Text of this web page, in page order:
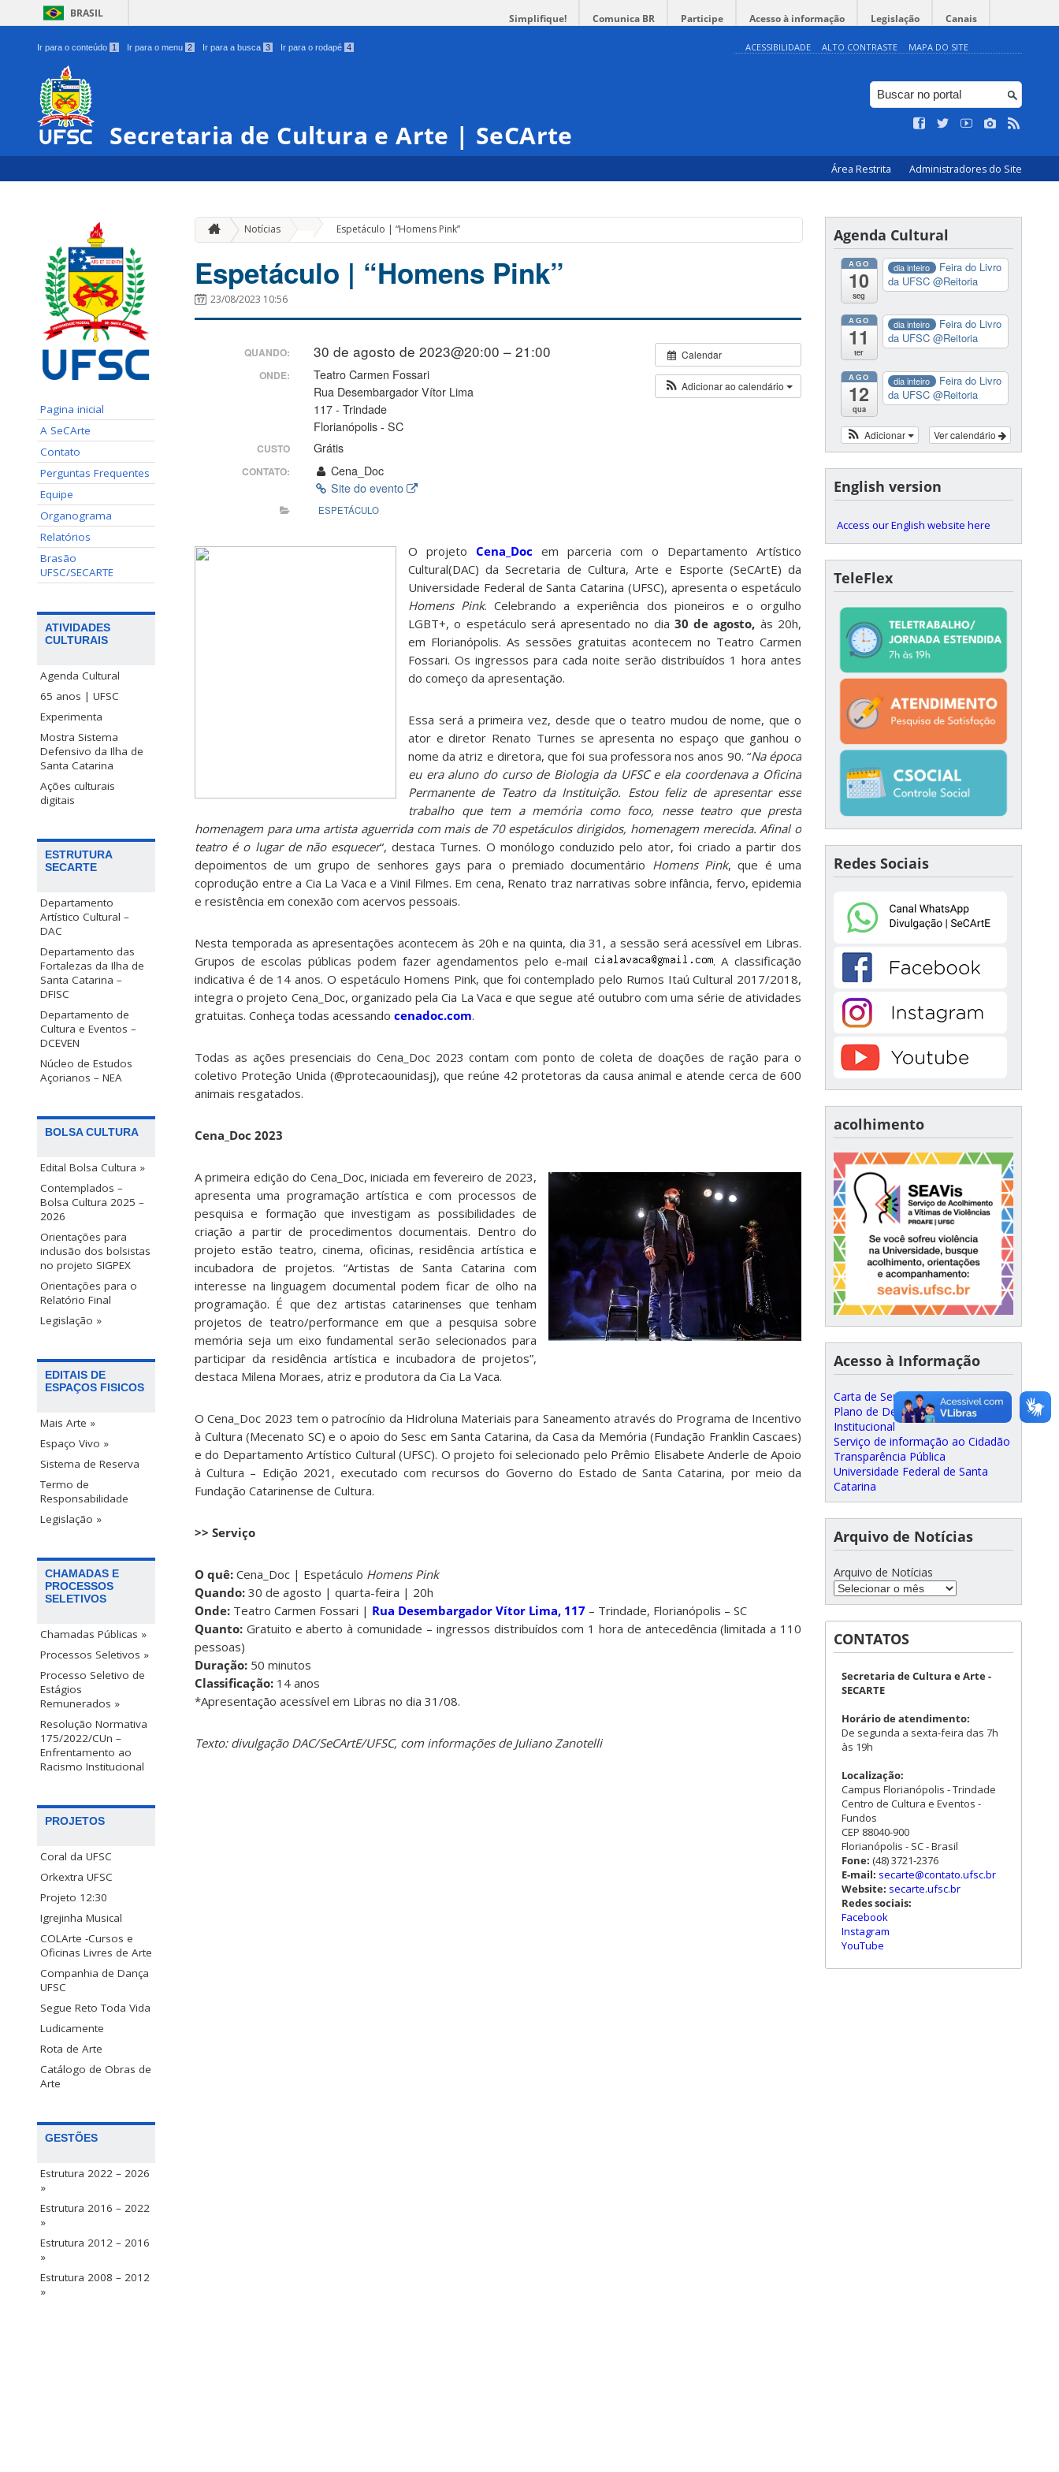
BRASIL Simplifique! Comunica BR Participe Acesso à informação Legislação Canais
Ir para o conteúdo 1 Ir para o menu 2 Ir para a busca 3 Ir para o rodapé 4 ACESSIBILIDADE ALTO CONTRASTE MAPA DO SITE
Secretaria de Cultura e Arte | SeCArte
Área Restrita Administradores do Site
Pagina inicial
A SeCArte
Contato
Perguntas Frequentes
Equipe
Organograma
Relatórios
Brasão
UFSC/SECARTE
ATIVIDADES
CULTURAIS
Agenda Cultural
65 anos | UFSC
Experimenta
Mostra Sistema
Defensivo da Ilha de
Santa Catarina
Ações culturais
digitais
ESTRUTURA
SECARTE
Departamento
Artístico Cultural –
DAC
Departamento das
Fortalezas da Ilha de
Santa Catarina –
DFISC
Departamento de
Cultura e Eventos –
DCEVEN
Núcleo de Estudos
Açorianos – NEA
BOLSA CULTURA
Edital Bolsa Cultura »
Contemplados –
Bolsa Cultura 2025 –
2026
Orientações para
inclusão dos bolsistas
no projeto SIGPEX
Orientações para o
Relatório Final
Legislação »
EDITAIS DE
ESPAÇOS FISICOS
Mais Arte »
Espaço Vivo »
Sistema de Reserva
Termo de
Responsabilidade
Legislação »
CHAMADAS E
PROCESSOS
SELETIVOS
Chamadas Públicas »
Processos Seletivos »
Processo Seletivo de
Estágios
Remunerados »
Resolução Normativa
175/2022/CUn –
Enfrentamento ao
Racismo Institucional
PROJETOS
Coral da UFSC
Orkextra UFSC
Projeto 12:30
Igrejinha Musical
COLArte -Cursos e
Oficinas Livres de Arte
Companhia de Dança
UFSC
Segue Reto Toda Vida
Ludicamente
Rota de Arte
Catálogo de Obras de
Arte
GESTÕES
Estrutura 2022 – 2026
»
Estrutura 2016 – 2022
»
Estrutura 2012 – 2016
»
Estrutura 2008 – 2012
»
Notícias Espetáculo | “Homens Pink”
Espetáculo | “Homens Pink”
23/08/2023 10:56
Calendar
Adicionar ao calendário
QUANDO: 30 de agosto de 2023@20:00 – 21:00
ONDE:
Teatro Carmen Fossari
Rua Desembargador Vítor Lima
117 - Trindade
Florianópolis - SC
CUSTO Grátis
CONTATO:
Cena_Doc
Site do evento
ESPETÁCULO
O projeto Cena_Doc em parceria com o Departamento Artístico
Cultural(DAC) da Secretaria de Cultura, Arte e Esporte (SeCArtE) da
Universidade Federal de Santa Catarina (UFSC), apresenta o espetáculo
Homens Pink. Celebrando a experiência dos pioneiros e o orgulho
LGBT+, o espetáculo será apresentado no dia 30 de agosto, às 20h,
em Florianópolis. As sessões gratuitas acontecem no Teatro Carmen
Fossari. Os ingressos para cada noite serão distribuídos 1 hora antes
do começo da apresentação.
Essa será a primeira vez, desde que o teatro mudou de nome, que o
ator e diretor Renato Turnes se apresenta no espaço que ganhou o
nome da atriz e diretora, que foi sua professora nos anos 90. “Na época
eu era aluno do curso de Biologia da UFSC e ela coordenava a Oficina
Permanente de Teatro da Instituição. Estou feliz de apresentar esse
trabalho que tem a memória como foco, nesse teatro que presta
homenagem para uma artista aguerrida com mais de 70 espetáculos dirigidos, homenagem merecida. Afinal o
teatro é o lugar de não esquecer“, destaca Turnes. O monólogo conduzido pelo ator, foi criado a partir dos
depoimentos de um grupo de senhores gays para o premiado documentário Homens Pink, que é uma
coprodução entre a Cia La Vaca e a Vinil Filmes. Em cena, Renato traz narrativas sobre infância, fervo, epidemia
e resistência em conexão com acervos pessoais.
Nesta temporada as apresentações acontecem às 20h e na quinta, dia 31, a sessão será acessível em Libras.
Grupos de escolas públicas podem fazer agendamentos pelo e-mail
. A classificação
indicativa é de 14 anos. O espetáculo Homens Pink, que foi contemplado pelo Rumos Itaú Cultural 2017/2018,
integra o projeto Cena_Doc, organizado pela Cia La Vaca e que segue até outubro com uma série de atividades
gratuitas. Conheça todas acessando cenadoc.com.
Todas as ações presenciais do Cena_Doc 2023 contam com ponto de coleta de doações de ração para o
coletivo Proteção Unida (@protecaounidasj), que reúne 42 protetoras da causa animal e atende cerca de 600
animais resgatados.
Cena_Doc 2023
A primeira edição do Cena_Doc, iniciada em fevereiro de 2023,
apresenta uma programação artística e com processos de
pesquisa e formação que investigam as possibilidades de
criação a partir de procedimentos documentais. Dentro do
projeto estão teatro, cinema, oficinas, residência artística e
incubadora de projetos. “Artistas de Santa Catarina com
interesse na linguagem documental podem ficar de olho na
programação. É que dez artistas catarinenses que tenham
projetos de teatro/performance em que a pesquisa sobre
memória seja um eixo fundamental serão selecionados para
participar da residência artística e incubadora de projetos”,
destaca Milena Moraes, atriz e produtora da Cia La Vaca.
O Cena_Doc 2023 tem o patrocínio da Hidroluna Materiais para Saneamento através do Programa de Incentivo
à Cultura (Mecenato SC) e o apoio do Sesc em Santa Catarina, da Casa da Memória (Fundação Franklin Cascaes)
e do Departamento Artístico Cultural (UFSC). O projeto foi selecionado pelo Prêmio Elisabete Anderle de Apoio
à Cultura – Edição 2021, executado com recursos do Governo do Estado de Santa Catarina, por meio da
Fundação Catarinense de Cultura.
>> Serviço
O quê: Cena_Doc | Espetáculo Homens Pink
Quando: 30 de agosto | quarta-feira | 20h
Onde: Teatro Carmen Fossari | Rua Desembargador Vítor Lima, 117 – Trindade, Florianópolis – SC
Quanto: Gratuito e aberto à comunidade – ingressos distribuídos com 1 hora de antecedência (limitada a 110
pessoas)
Duração: 50 minutos
Classificação: 14 anos
*Apresentação acessível em Libras no dia 31/08.
Texto: divulgação DAC/SeCArtE/UFSC, com informações de Juliano Zanotelli
Agenda Cultural
AGO
10
seg
dia inteiro
Feira do Livro
da UFSC @Reitoria
AGO
11
ter
dia inteiro
Feira do Livro
da UFSC @Reitoria
AGO
12
qua
dia inteiro
Feira do Livro
da UFSC @Reitoria
Ver calendário
Adicionar
English version
Access our English website here
TeleFlex
Redes Sociais
acolhimento
Acesso à Informação
Carta de Serviços ao Cidadão
Plano de Desenvolvimento
Institucional
Serviço de informação ao Cidadão
Transparência Pública
Universidade Federal de Santa
Catarina
Arquivo de Notícias
Arquivo de Notícias
CONTATOS
Secretaria de Cultura e Arte -
SECARTE
Horário de atendimento:
De segunda a sexta-feira das 7h
às 19h
Localização:
Campus Florianópolis - Trindade
Centro de Cultura e Eventos -
Fundos
CEP 88040-900
Florianópolis - SC - Brasil
Fone: (48) 3721-2376
E-mail: secarte@contato.ufsc.br
Website: secarte.ufsc.br
Redes sociais:
Facebook
Instagram
YouTube